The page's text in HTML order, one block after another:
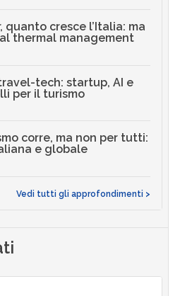
quanto cresce l’Italia: ma
thermal management
tech: startup, AI e
per il turismo
corre, ma non per tutti:
e globale
Vedi tutti gli approfondimenti >